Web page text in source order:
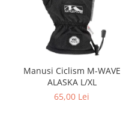
Manusi Ciclism M-WAVE
ALASKA L/XL
65,00 Lei